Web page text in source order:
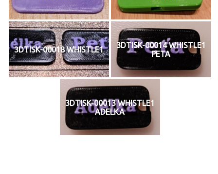
3DTISK-00018 WHISTLE1
3DTISK-00014 WHISTLE1
PETA
3DTISK-00013 WHISTLE1
ADELKA